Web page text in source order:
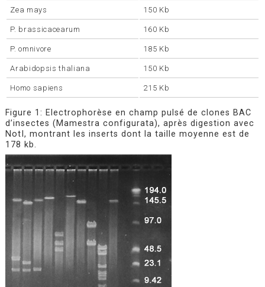
Zea mays 150 Kb
P. brassicacearum 160 Kb
P. omnivore 185 Kb
Arabidopsis thaliana 150 Kb
Homo sapiens 215 Kb
Figure 1: Electrophorèse en champ pulsé de clones BAC
d’insectes (Mamestra configurata), après digestion avec
NotI, montrant les inserts dont la taille moyenne est de
178 kb.